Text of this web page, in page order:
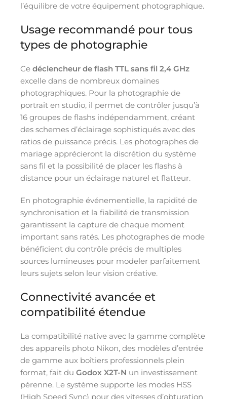
l’équilibre de votre équipement photographique.
Usage recommandé pour tous
types de photographie
Ce déclencheur de flash TTL sans fil 2,4 GHz
excelle dans de nombreux domaines
photographiques. Pour la photographie de
portrait en studio, il permet de contrôler jusqu’à
16 groupes de flashs indépendamment, créant
des schemes d’éclairage sophistiqués avec des
ratios de puissance précis. Les photographes de
mariage apprécieront la discrétion du système
sans fil et la possibilité de placer les flashs à
distance pour un éclairage naturel et flatteur.
En photographie événementielle, la rapidité de
synchronisation et la fiabilité de transmission
garantissent la capture de chaque moment
important sans ratés. Les photographes de mode
bénéficient du contrôle précis de multiples
sources lumineuses pour modeler parfaitement
leurs sujets selon leur vision créative.
Connectivité avancée et
compatibilité étendue
La compatibilité native avec la gamme complète
des appareils photo Nikon, des modèles d’entrée
de gamme aux boîtiers professionnels plein
format, fait du Godox X2T-N un investissement
pérenne. Le système supporte les modes HSS
(High Speed Sync) pour des vitesses d’obturation